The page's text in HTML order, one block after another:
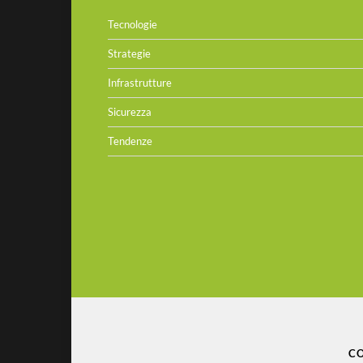
Tecnologie
Strategie
Infrastrutture
Sicurezza
Tendenze